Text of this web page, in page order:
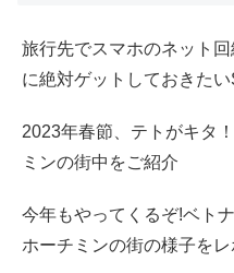
旅行先でスマホのネット
に絶対ゲットしておきたい
2023年春節、テトがキタ
ミンの街中をご紹介
今年もやってくるぞ!ベト
ホーチミンの街の様子をレ